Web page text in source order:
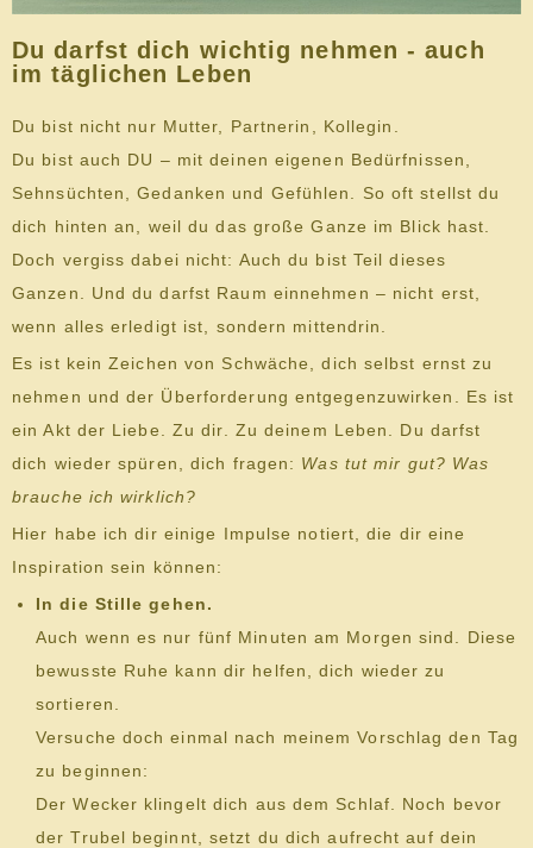
Du darfst dich wichtig nehmen - auch
im täglichen Leben
Du bist nicht nur Mutter, Partnerin, Kollegin.
Du bist auch DU – mit deinen eigenen Bedürfnissen,
Sehnsüchten, Gedanken und Gefühlen. So oft stellst du
dich hinten an, weil du das große Ganze im Blick hast.
Doch vergiss dabei nicht: Auch du bist Teil dieses
Ganzen. Und du darfst Raum einnehmen – nicht erst,
wenn alles erledigt ist, sondern mittendrin.
Es ist kein Zeichen von Schwäche, dich selbst ernst zu
nehmen und der Überforderung entgegenzuwirken. Es ist
ein Akt der Liebe. Zu dir. Zu deinem Leben. Du darfst
dich wieder spüren, dich fragen: Was tut mir gut? Was
brauche ich wirklich?
Hier habe ich dir einige Impulse notiert, die dir eine
Inspiration sein können:
In die Stille gehen.
Auch wenn es nur fünf Minuten am Morgen sind. Diese
bewusste Ruhe kann dir helfen, dich wieder zu
sortieren.
Versuche doch einmal nach meinem Vorschlag den Tag
zu beginnen:
Der Wecker klingelt dich aus dem Schlaf. Noch bevor
der Trubel beginnt, setzt du dich aufrecht auf dein